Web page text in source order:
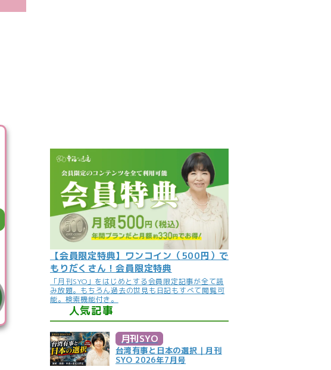
よくある質問
【会員限定特典】ワンコイン（500円）で
もりだくさん！会員限定特典
「月刊SYO」をはじめとする会員限定記事が全て読
み放題。もちろん過去の世見も日記もすべて閲覧可
能。検索機能付き。
人気記事
月刊SYO
台湾有事と日本の選択｜月刊
SYO 2026年7月号